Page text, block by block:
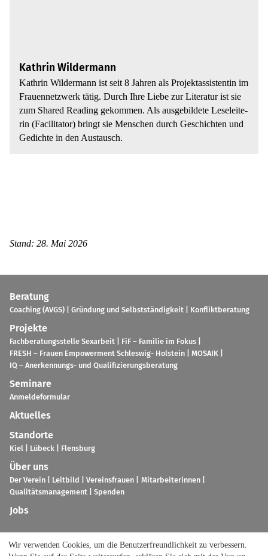
Kathrin Wildermann
Kath­rin Wil­der­mann ist seit 8 Jahren als Pro­jek­t­as­sis­ten­tin im
Frau­en­netz­werk tätig. Durch Ihre Liebe zur Lite­ra­tur ist sie
zum Shared Reading gekom­men. Als aus­ge­bil­dete Lese­lei­te­
rin (Faci­li­ta­tor) bringt sie Men­schen durch Geschich­ten und
Gedichte in den Aus­tausch.
Stand: 28. Mai 2026
Bera­tung
Coa­ching (AVGS) Grün­dung und Selbst­stän­dig­keit Kon­flikt­be­ra­tung
Pro­jekte
Fach­be­ra­tungs­stelle Sex­ar­beit
FiF – Fami­lie im Fokus
FRESH – Frauen Empower­ment Schles­wig- Hol­stein
MOSAIK
IQ – Aner­ken­nungs- und Qua­li­fi­zie­rungs­be­ra­tung
Semi­nare
Anmel­de­for­mu­lar
Aktu­el­les
Stand­orte
Kiel Lübeck Flens­burg
Über uns
Der Verein Leit­bild Ver­eins­frauen
Mit­ar­bei­te­rin­nen
Qua­li­täts­ma­nage­ment
Spen­den
Jobs
Wir ver­wen­den Coo­kies, um die Benut­zer­freund­lich­keit zu ver­bes­sern.